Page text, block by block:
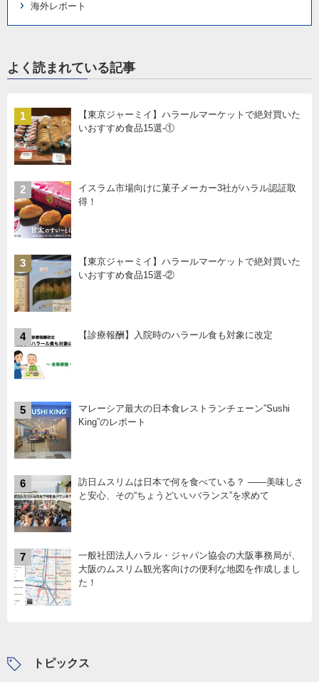
海外レポート
よく読まれている記事
1
【東京ジャーミイ】ハラールマーケットで絶対買いた
いおすすめ食品15選-①
2
イスラム市場向けに菓子メーカー3社がハラル認証取
得！
3
【東京ジャーミイ】ハラールマーケットで絶対買いた
いおすすめ食品15選-②
4 【診療報酬】入院時のハラール食も対象に改定
5
マレーシア最大の日本食レストランチェーン”Sushi
King”のレポート
6
訪日ムスリムは日本で何を食べている？ ――美味しさ
と安心、その“ちょうどいいバランス”を求めて
7
一般社団法人ハラル・ジャパン協会の大阪事務局が、
大阪のムスリム観光客向けの便利な地図を作成しまし
た！
トピックス